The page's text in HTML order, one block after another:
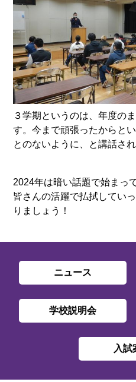
３学期というのは、年度の
す。今まで頑張ったからと
とのないように、と講話され
2024年は暗い話題で始まっ
皆さんの活躍で払拭してい
りましょう！
ニュース
学校説明会
入試